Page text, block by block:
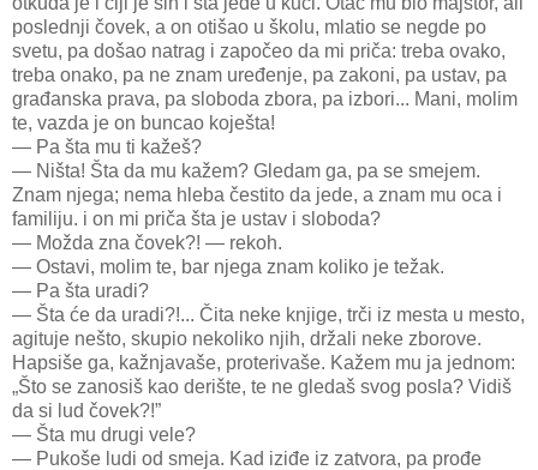
poslednji čovek, a on otišao u školu, mlatio se negde po
svetu, pa došao natrag i započeo da mi priča: treba ovako,
treba onako, pa ne znam uređenje, pa zakoni, pa ustav, pa
građanska prava, pa sloboda zbora, pa izbori... Mani, molim
te, vazda je on buncao koješta!
— Pa šta mu ti kažeš?
— Ništa! Šta da mu kažem? Gledam ga, pa se smejem.
Znam njega; nema hleba čestito da jede, a znam mu oca i
familiju. i on mi priča šta je ustav i sloboda?
— Možda zna čovek?! — rekoh.
— Ostavi, molim te, bar njega znam koliko je težak.
— Pa šta uradi?
— Šta će da uradi?!... Čita neke knjige, trči iz mesta u mesto,
agituje nešto, skupio nekoliko njih, držali neke zborove.
Hapsiše ga, kažnjavaše, proterivaše. Kažem mu ja jednom:
„Što se zanosiš kao derište, te ne gledaš svog posla? Vidiš
da si lud čovek?!”
— Šta mu drugi vele?
— Pukoše ludi od smeja. Kad iziđe iz zatvora, pa prođe